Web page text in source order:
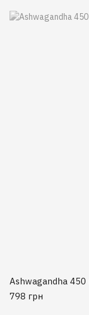
Ashwagandha
798 грн